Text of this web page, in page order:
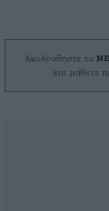
Ακολουθήστε το
και μάθετε